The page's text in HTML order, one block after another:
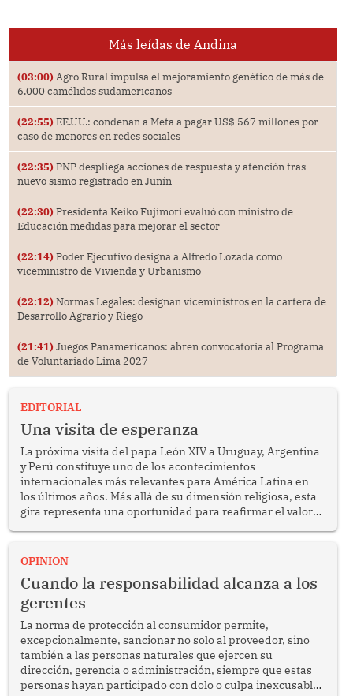
Más leídas de Andina
(03:00) Agro Rural impulsa el mejoramiento genético de más de
6,000 camélidos sudamericanos
(22:55) EE.UU.: condenan a Meta a pagar US$ 567 millones por
caso de menores en redes sociales
(22:35) PNP despliega acciones de respuesta y atención tras
nuevo sismo registrado en Junín
(22:30) Presidenta Keiko Fujimori evaluó con ministro de
Educación medidas para mejorar el sector
(22:14) Poder Ejecutivo designa a Alfredo Lozada como
viceministro de Vivienda y Urbanismo
(22:12) Normas Legales: designan viceministros en la cartera de
Desarrollo Agrario y Riego
(21:41) Juegos Panamericanos: abren convocatoria al Programa
de Voluntariado Lima 2027
EDITORIAL
Una visita de esperanza
La próxima visita del papa León XIV a Uruguay, Argentina
y Perú constituye uno de los acontecimientos
internacionales más relevantes para América Latina en
los últimos años. Más allá de su dimensión religiosa, esta
gira representa una oportunidad para reafirmar el valor
enfrenta desafíos en materia de desarrollo, cohesión
OPINION
Cuando la responsabilidad alcanza a los
gerentes
La norma de protección al consumidor permite,
excepcionalmente, sancionar no solo al proveedor, sino
también a las personas naturales que ejercen su
dirección, gerencia o administración, siempre que estas
personas hayan participado con dolo o culpa inexcusable